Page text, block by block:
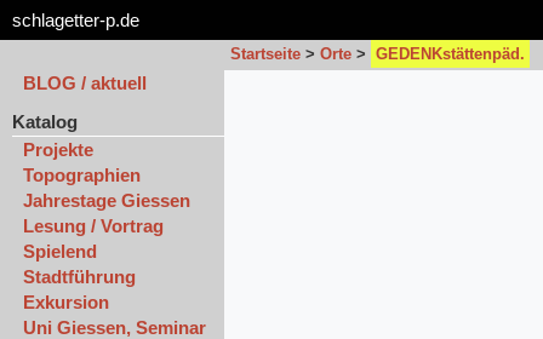
schlagetter-p.de
Startseite > Orte > GEDENKstättenpäd.
BLOG / aktuell
Katalog
Projekte
Topographien
Jahrestage Giessen
Lesung / Vortrag
Spielend
Stadtführung
Exkursion
Uni Giessen, Seminar